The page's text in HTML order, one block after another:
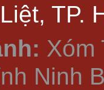
TP.
Xóm
Ninh